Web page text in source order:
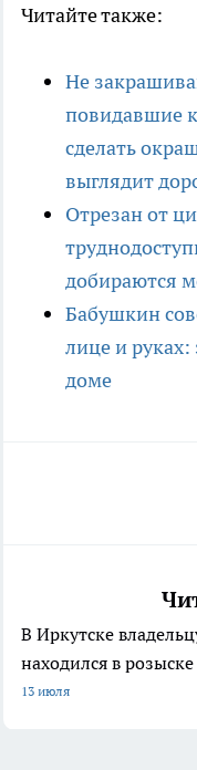
Читайте также:
Не
повидавшие
сделать
выглядит
Отрезан от
добираются
Бабушкин
лице и руках:
доме
В Иркутске
находился в
13 июля